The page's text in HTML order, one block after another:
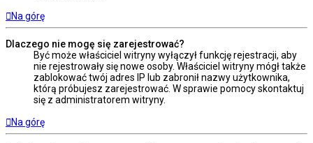
Na górę
Dlaczego nie mogę się zarejestrować?
Być może właściciel witryny wyłączył funkcję rejestracji, aby
nie rejestrowały się nowe osoby. Właściciel witryny mógł także
zablokować twój adres IP lub zabronił nazwy użytkownika,
którą próbujesz zarejestrować. W sprawie pomocy skontaktuj
się z administratorem witryny.
Na górę